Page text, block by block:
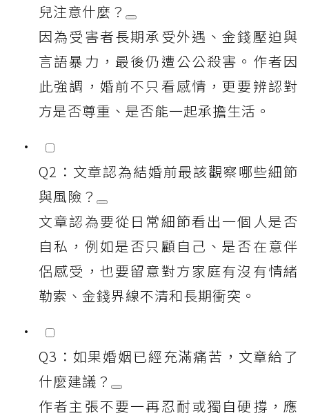
兒注意什麼？
因為受害者長期承受外遇、金錢壓迫與
言語暴力，最後仍遭公公殺害。作者因
此強調，婚前不只看感情，更要辨認對
方是否尊重、是否能一起承擔生活。
Q2：文章認為結婚前最該觀察哪些細節
與風險？
文章認為要從日常細節看出一個人是否
自私，例如是否只顧自己、是否在意伴
侶感受，也要留意對方家庭有沒有情緒
勒索、金錢界線不清和長期衝突。
Q3：如果婚姻已經充滿痛苦，文章給了
什麼建議？
作者主張不要一再忍耐或獨自硬撐，應